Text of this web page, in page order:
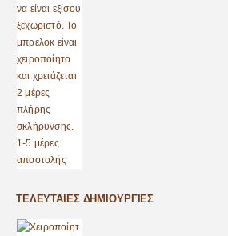
ΤΕΛΕΥΤΑΊΕΣ ΔΗΜΙΟΥΡΓΊΕΣ